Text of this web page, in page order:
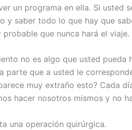
un programa en ella. Si usted
y saber todo lo que hay que
que nunca hará el viaje.
no es algo que usted
parte que a usted le
muy extraño esto? Cada
hacer nosotros mismos y no
una operación quirúrgica.